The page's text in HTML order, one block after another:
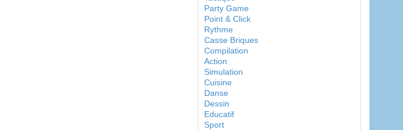
Party Game
Point & Click
Rythme
Casse Briques
Compilation
Action
Simulation
Cuisine
Danse
Dessin
Educatif
Sport